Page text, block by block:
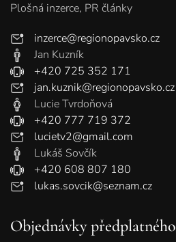
Plošná inzerce, PR články
inzerce@regionopavsko.cz
Jan Kuzník
+420 725 352 171
jan.kuznik@regionopavsko.cz
Lucie Tvrdoňová
+420 777 719 372
lucietv2@gmail.com
Lukáš Sovčík
+420 608 807 180
lukas.sovcik@seznam.cz
Objednávky předplatného